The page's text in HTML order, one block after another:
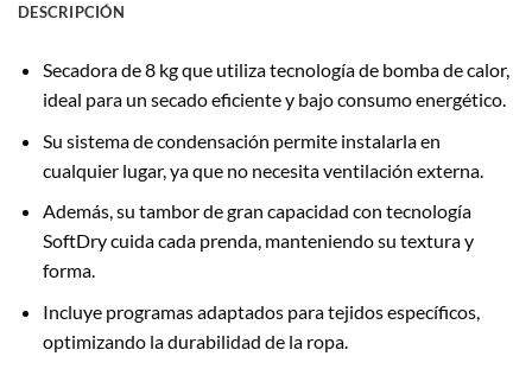
DESCRIPCIÓN
Secadora de 8 kg que utiliza tecnología de bomba de calor,
ideal para un secado eficiente y bajo consumo energético.
Su sistema de condensación permite instalarla en
cualquier lugar, ya que no necesita ventilación externa.
Además, su tambor de gran capacidad con tecnología
SoftDry cuida cada prenda, manteniendo su textura y
forma.
Incluye programas adaptados para tejidos específicos,
optimizando la durabilidad de la ropa.